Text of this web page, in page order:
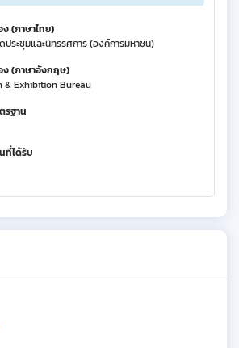
(ภาษาไทย)
ประชุมและนิทรรศการ (องค์การมหาชน)
ง (ภาษาอังกฤษ)
& Exhibition Bureau
รฐาน
ที่ได้รับ